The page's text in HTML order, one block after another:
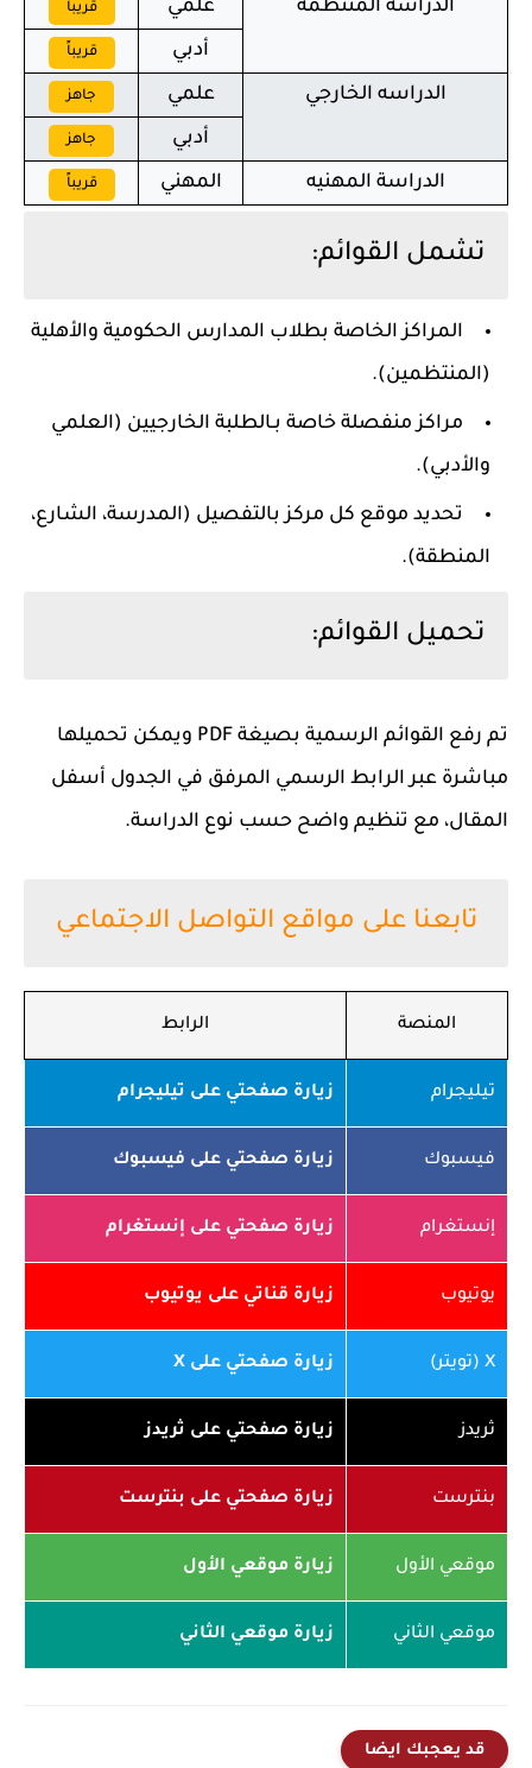
الدراسة المنتظمه علمي قريباً
أدبي قريباً
الدراسه الخارجي علمي جاهز
أدبي جاهز
الدراسة المهنيه المهني قريباً
تشمل القوائم:
المراكز الخاصة بطلاب المدارس الحكومية والأهلية
(المنتظمين).
مراكز منفصلة خاصة بـالطلبة الخارجيين (العلمي
والأدبي).
تحديد موقع كل مركز بالتفصيل (المدرسة، الشارع،
المنطقة).
تحميل القوائم:
تم رفع القوائم الرسمية بصيغة PDF ويمكن تحميلها
مباشرة عبر الرابط الرسمي المرفق في الجدول أسفل
المقال، مع تنظيم واضح حسب نوع الدراسة.
تابعنا على مواقع التواصل الاجتماعي
المنصة الرابط
تيليجرام زيارة صفحتي على تيليجرام
فيسبوك زيارة صفحتي على فيسبوك
إنستغرام زيارة صفحتي على إنستغرام
يوتيوب زيارة قناتي على يوتيوب
X (تويتر) زيارة صفحتي على X
ثريدز زيارة صفحتي على ثريدز
بنترست زيارة صفحتي على بنترست
موقعي الأول زيارة موقعي الأول
موقعي الثاني زيارة موقعي الثاني
قد يعجبك ايضا